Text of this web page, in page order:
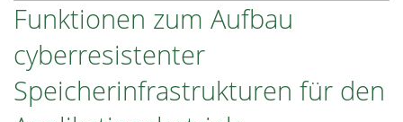
File-
und
Objectstorage
Basis
Funktionen zum Aufbau
cyberresistenter
Speicherinfrastrukturen für den